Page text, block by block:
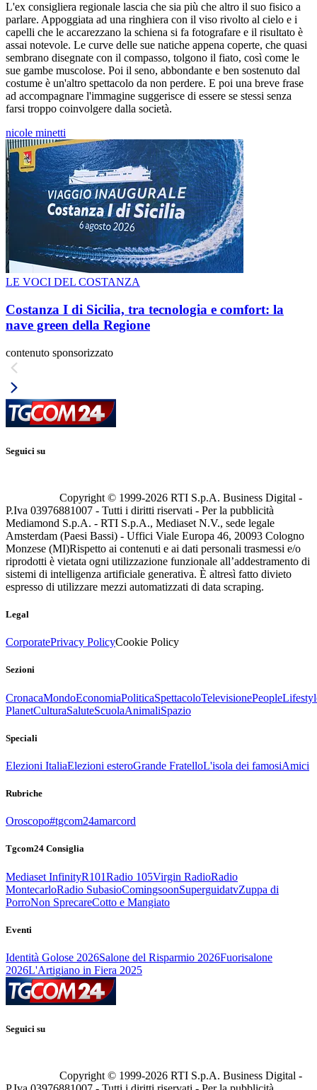
L'ex consigliera regionale lascia che sia più che altro il suo fisico a
parlare. Appoggiata ad una ringhiera con il viso rivolto al cielo e i
capelli che le accarezzano la schiena si fa fotografare e il risultato è
assai notevole. Le curve delle sue natiche appena coperte, che quasi
sembrano disegnate con il compasso, tolgono il fiato, così come le
sue gambe muscolose. Poi il seno, abbondante e ben sostenuto dal
costume è un'altro spettacolo da non perdere. E poi una breve frase
ad accompagnare l'immagine suggerisce di essere se stessi senza
farsi troppo coinvolgere dalla società.
nicole minetti
LE VOCI DEL COSTANZA
Costanza I di Sicilia, tra tecnologia e comfort: la
nave green della Regione
contenuto sponsorizzato
Seguici su
Copyright © 1999-2026 RTI S.p.A. Business Digital -
P.Iva 03976881007 - Tutti i diritti riservati - Per la pubblicità
Mediamond S.p.A. - RTI S.p.A., Mediaset N.V., sede legale
Amsterdam (Paesi Bassi) - Uffici Viale Europa 46, 20093 Cologno
Monzese (MI)Rispetto ai contenuti e ai dati personali trasmessi e/o
riprodotti è vietata ogni utilizzazione funzionale all’addestramento di
sistemi di intelligenza artificiale generativa. È altresì fatto divieto
espresso di utilizzare mezzi automatizzati di data scraping.
Legal
CorporatePrivacy PolicyCookie Policy
Sezioni
CronacaMondoEconomiaPoliticaSpettacoloTelevisionePeople
PlanetCulturaSaluteScuolaAnimaliSpazio
Speciali
Elezioni ItaliaElezioni esteroGrande FratelloL'isola dei famosiAmici
Rubriche
Oroscopo#tgcom24amarcord
Tgcom24 Consiglia
Mediaset InfinityR101Radio 105Virgin RadioRadio
MontecarloRadio SubasioComingsoonSuperguidatvZuppa di
PorroNon SprecareCotto e Mangiato
Eventi
Identità Golose 2026Salone del Risparmio 2026Fuorisalone
2026L'Artigiano in Fiera 2025
Seguici su
Copyright © 1999-2026 RTI S.p.A. Business Digital -